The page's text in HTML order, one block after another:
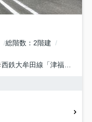
総階数
2階建
西鉄大牟田線 「津福